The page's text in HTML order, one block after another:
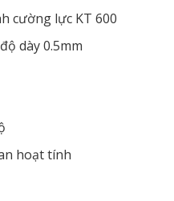
cường lực KT 600
dày 0.5mm
hoạt tính